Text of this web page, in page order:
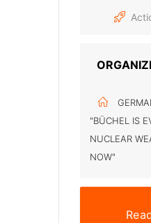
"BÜCHEL IS
NUCLEAR
NOW"